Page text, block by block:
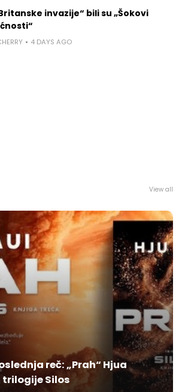
invazije“ bili su „Šokovi
4 DAYS AGO
View all
reč: „Prah“ Hjua
trilogije Silos